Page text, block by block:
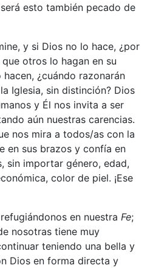
esto también pecado de
y si Dios no lo hace, ¿por
otros lo hagan en su
¿cuándo razonarán
Iglesia, sin distinción? Dios
y Él nos invita a ser
aún nuestras carencias.
nos mira a todos/as con la
en sus brazos y confía en
sin importar género, edad,
color de piel. ¡Ese
en nuestra Fe;
nosotras tiene muy
teniendo una bella y
Dios en forma directa y